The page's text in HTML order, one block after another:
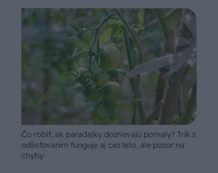
Čo robiť, ak paradajky dozrievajú pomaly? Trik s
odlisťovaním funguje aj cez leto, ale pozor na
chyby